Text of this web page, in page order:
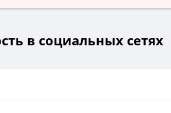
в социальных сетях